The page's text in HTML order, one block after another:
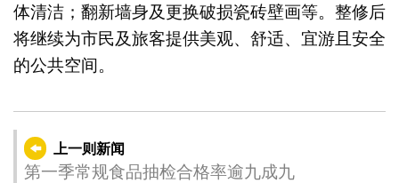
体清洁；翻新墙身及更换破损瓷砖壁画等。整修后
将继续为市民及旅客提供美观、舒适、宜游且安全
的公共空间。
上一则新闻
第一季常规食品抽检合格率逾九成九